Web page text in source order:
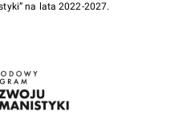
na lata 2022-2027.